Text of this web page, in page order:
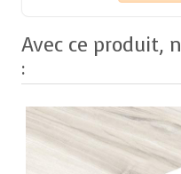
Avec ce produit,
: